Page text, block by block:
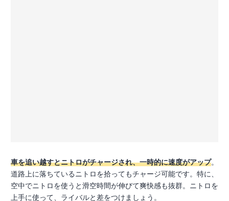
車を追い越すとニトロがチャージされ、一時的に速度がアップ。
道路上に落ちているニトロを拾ってもチャージ可能です。特に、
空中でニトロを使うと滑空時間が伸びて爽快感も抜群。ニトロを
上手に使って、ライバルと差をつけましょう。